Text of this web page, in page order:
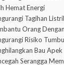
Hemat Energi
Tagihan
Orang
Risiko
Bau Apek
Serangga